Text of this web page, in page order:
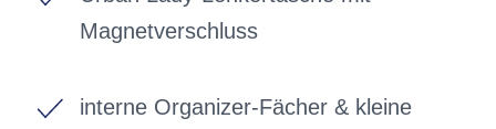
Magnetverschluss
interne Organizer-Fächer & kleine